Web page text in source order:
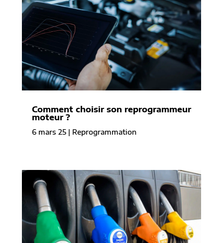
Comment choisir son reprogrammeur
moteur ?
6 mars 25| Reprogrammation